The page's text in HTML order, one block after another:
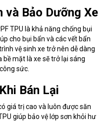
và Bảo Dưỡng Xe
TPU là khả năng chống bụi
cho bụi bẩn và các vết bẩn
vệ sinh xe trở nên dễ dàng
bề mặt là xe sẽ trở lại sáng
sức.
Bán Lại
giá trị cao và luôn được săn
giúp bảo vệ lớp sơn khỏi hư